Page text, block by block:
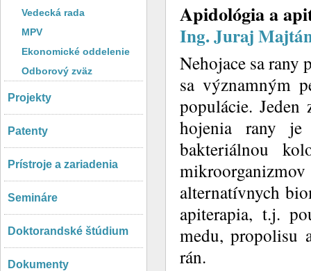
Vedecká rada
MPV
Ekonomické oddelenie
Odborový zväz
Projekty
Patenty
Prístroje a zariadenia
Semináre
Doktorandské štúdium
Dokumenty
Apidológia a
Ing. Juraj
Nehojace sa rany
sa významným
populácie. Jeden
hojenia rany je
bakteriálnou
alternatívnych
apiterapia, t.j.
medu, propolisu
rán.